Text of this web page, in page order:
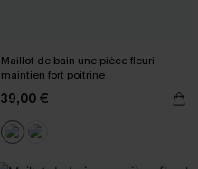
Maillot de bain une pièce fleuri
maintien fort poitrine
39,00 €